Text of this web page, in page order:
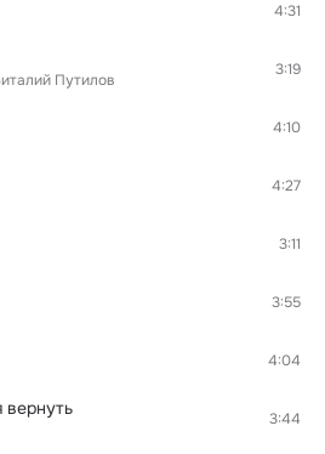
4:31
Путилов
3:19
4:10
4:27
3:11
3:55
4:04
вернуть 3:44